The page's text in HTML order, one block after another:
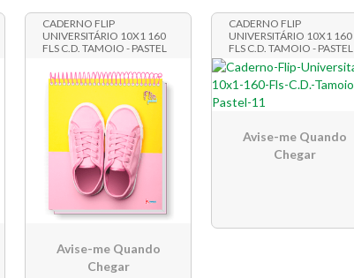
CADERNO FLIP
UNIVERSITÁRIO 10X1 160
FLS C.D. TAMOIO - PASTEL
Avise-me Quando
Chegar
CADERNO FLIP
UNIVERSITÁRIO 10X1 160
FLS C.D. TAMOIO - PASTEL
11
Avise-me Quando
Chegar